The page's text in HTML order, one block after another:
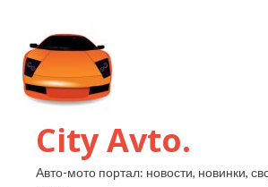
City Avto.
Авто-мото портал: новости, новинки,